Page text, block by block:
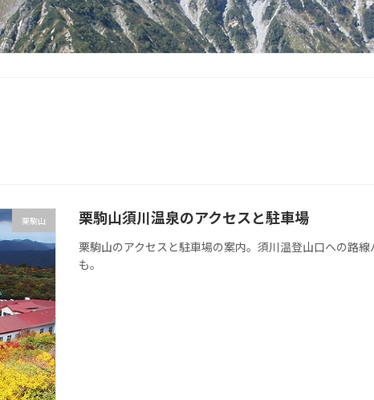
栗駒山 栗駒山須川温泉のアクセスと駐車場
栗駒山のアクセスと駐車場の案内。須川温登山口への路
も。